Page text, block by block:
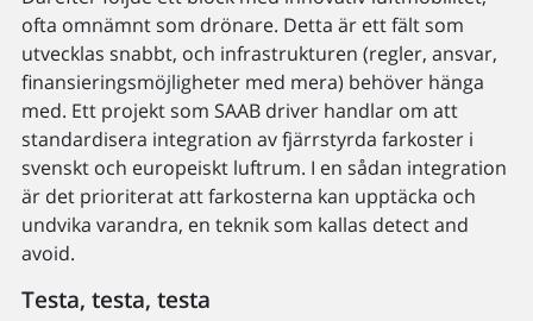
ofta omnämnt som drönare. Detta är ett fält som
utvecklas snabbt, och infrastrukturen (regler, ansvar,
finansieringsmöjligheter med mera) behöver hänga
med. Ett projekt som SAAB driver handlar om att
standardisera integration av fjärrstyrda farkoster i
svenskt och europeiskt luftrum. I en sådan integration
är det prioriterat att farkosterna kan upptäcka och
undvika varandra, en teknik som kallas detect and
avoid.
Testa, testa, testa